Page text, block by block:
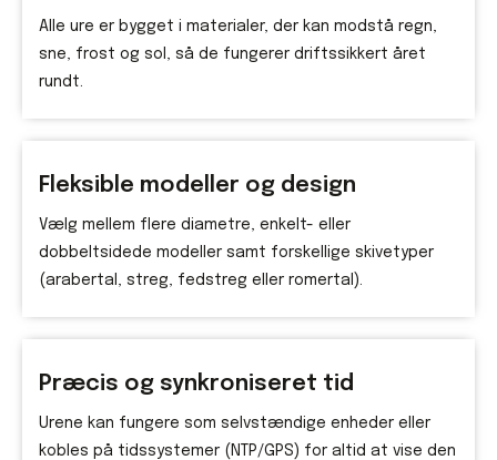
Alle ure er bygget i materialer, der kan modstå regn,
sne, frost og sol, så de fungerer driftssikkert året
rundt.
Fleksible modeller og design
Vælg mellem flere diametre, enkelt- eller
dobbeltsidede modeller samt forskellige skivetyper
(arabertal, streg, fedstreg eller romertal).
Præcis og synkroniseret tid
Urene kan fungere som selvstændige enheder eller
kobles på tidssystemer (NTP/GPS) for altid at vise den